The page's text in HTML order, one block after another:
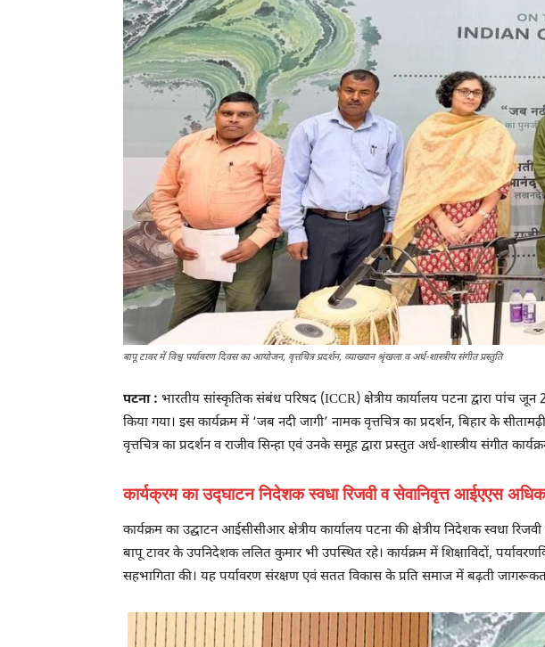
बापू टावर में विश्व पर्यावरण दिवस का आयोजन, वृत्तचित्र प्रदर्शन, व्याख्यान श्रृंखला व अर्ध-शास्त्रीय संगीत प्रस्तुति
पटना : भारतीय सांस्कृतिक संबंध परिषद (ICCR) क्षेत्रीय कार्यालय पटना द्वारा पांच जून
किया गया। इस कार्यक्रम में ‘जब नदी जागी’ नामक वृत्तचित्र का प्रदर्शन, बिहार के
वृत्तचित्र का प्रदर्शन व राजीव सिन्हा एवं उनके समूह द्वारा प्रस्तुत अर्ध-शास्त्रीय संगीत
कार्यक्रम का उद्घाटन निदेशक स्वधा रिजवी व सेवानिवृत्त आईएएस
कार्यक्रम का उद्घाटन आईसीसीआर क्षेत्रीय कार्यालय पटना की क्षेत्रीय निदेशक स्वधा
बापू टावर के उपनिदेशक ललित कुमार भी उपस्थित रहे। कार्यक्रम में शिक्षाविदों,
सहभागिता की। यह पर्यावरण संरक्षण एवं सतत विकास के प्रति समाज में बढ़ती